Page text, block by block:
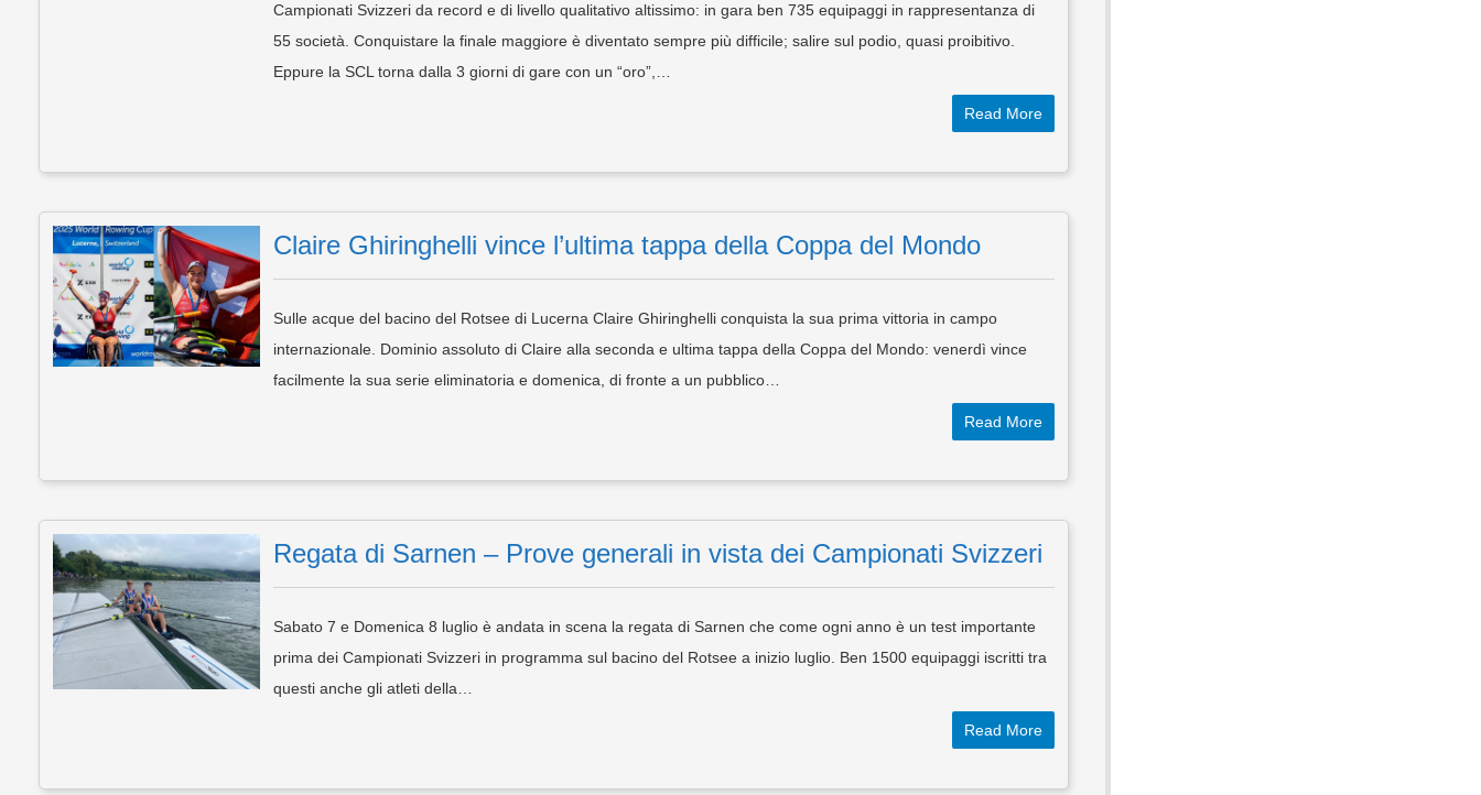
Campionati Svizzeri da record e di livello qualitativo altissimo: in gara ben 735 equipaggi in rappresentanza di
55 società. Conquistare la finale maggiore è diventato sempre più difficile; salire sul podio, quasi proibitivo.
Eppure la SCL torna dalla 3 giorni di gare con un “oro”,…
Read More
Claire Ghiringhelli vince l’ultima tappa della Coppa del Mondo
Sulle acque del bacino del Rotsee di Lucerna Claire Ghiringhelli conquista la sua prima vittoria in campo
internazionale. Dominio assoluto di Claire alla seconda e ultima tappa della Coppa del Mondo: venerdì vince
facilmente la sua serie eliminatoria e domenica, di fronte a un pubblico…
Read More
Regata di Sarnen – Prove generali in vista dei Campionati Svizzeri
Sabato 7 e Domenica 8 luglio è andata in scena la regata di Sarnen che come ogni anno è un test importante
prima dei Campionati Svizzeri in programma sul bacino del Rotsee a inizio luglio. Ben 1500 equipaggi iscritti tra
questi anche gli atleti della…
Read More